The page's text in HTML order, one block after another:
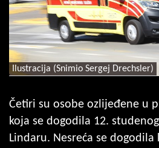
Ilustracija (Snimio Sergej Drechsler)
Četiri su osobe ozlijeđene u
koja se dogodila 12.
Lindaru. Nesreća se dogodila